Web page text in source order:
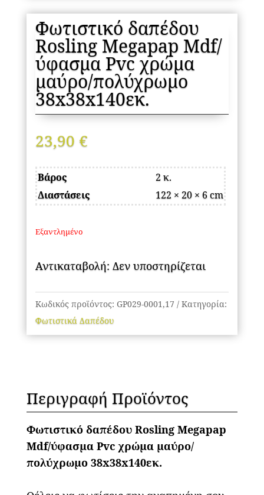
Φωτιστικό δαπέδου
Rosling Megapap Mdf/
ύφασμα Pvc χρώμα
μαύρο/πολύχρωμο
38x38x140εκ.
23,90 €
Βάρος
2 κ.
Διαστάσεις
122 × 20 × 6 cm
Εξαντλημένο
Αντικαταβολή: Δεν υποστηρίζεται
Κωδικός προϊόντος: GP029-0001,17
Κατηγορία:
Φωτιστικά Δαπέδου
Περιγραφή Προϊόντος
Φωτιστικό δαπέδου Rosling Megapap
Mdf/ύφασμα Pvc χρώμα μαύρο/
πολύχρωμο 38x38x140εκ.